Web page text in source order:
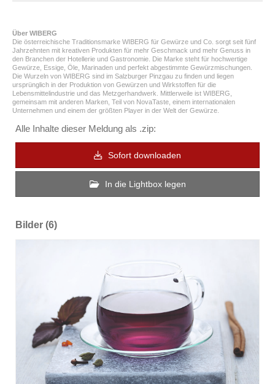
Über WIBERG
Die österreichische Traditionsmarke WIBERG für Gewürze und Co. sorgt seit fünf
Jahrzehnten mit kreativen Produkten für mehr Geschmack und mehr Genuss in
den Branchen der Hotellerie und Gastronomie. Die Marke steht für hochwertige
Gewürze, Essige, Öle, Marinaden und perfekt abgestimmte Gewürzmischungen.
Die Wurzeln von WIBERG sind im Salzburger Pinzgau zu finden und liegen
ursprünglich in der Produktion von Gewürzen und Wirkstoffen für die
Lebensmittelindustrie und das Metzgerhandwerk. Mittlerweile ist WIBERG,
gemeinsam mit anderen Marken, Teil von NovaTaste, einem internationalen
Unternehmen und einem der größten Player in der Welt der Gewürze.
Alle Inhalte dieser Meldung als .zip:
Sofort downloaden
In die Lightbox legen
Bilder (6)